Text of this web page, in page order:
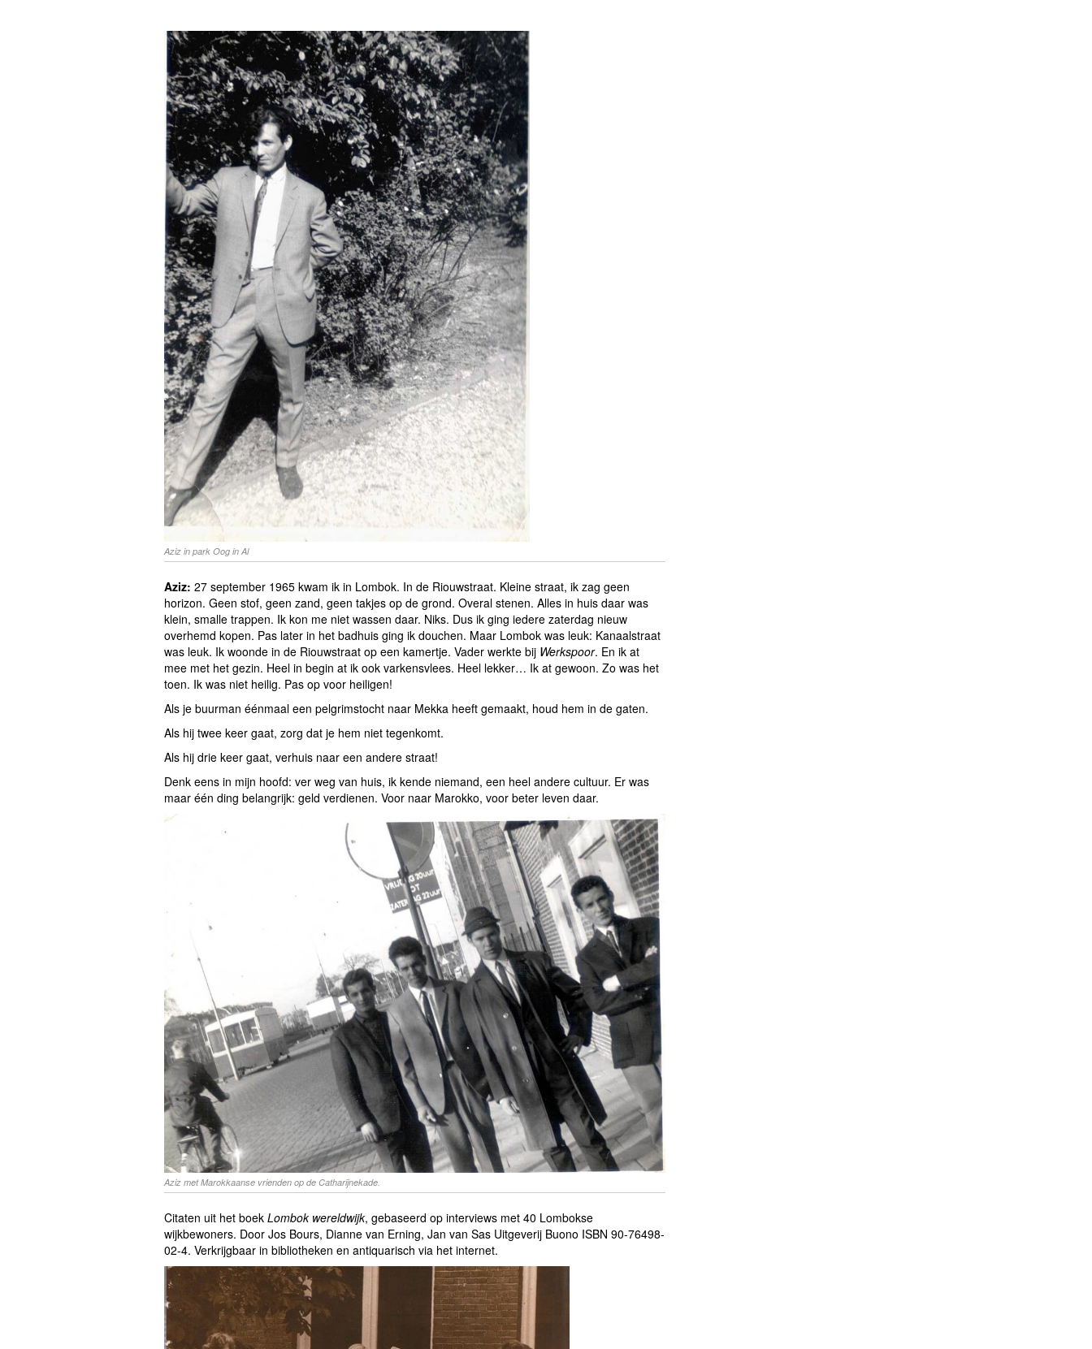
Aziz in park Oog in Al
Aziz: 27 september 1965 kwam ik in Lombok. In de Riouwstraat. Kleine straat, ik zag geen
horizon. Geen stof, geen zand, geen takjes op de grond. Overal stenen. Alles in huis daar was
klein, smalle trappen. Ik kon me niet wassen daar. Niks. Dus ik ging iedere zaterdag nieuw
overhemd kopen. Pas later in het badhuis ging ik douchen. Maar Lombok was leuk: Kanaalstraat
was leuk. Ik woonde in de Riouwstraat op een kamertje. Vader werkte bij Werkspoor. En ik at
mee met het gezin. Heel in begin at ik ook varkensvlees. Heel lekker… Ik at gewoon. Zo was het
toen. Ik was niet heilig. Pas op voor heiligen!
Als je buurman éénmaal een pelgrimstocht naar Mekka heeft gemaakt, houd hem in de gaten.
Als hij twee keer gaat, zorg dat je hem niet tegenkomt.
Als hij drie keer gaat, verhuis naar een andere straat!
Denk eens in mijn hoofd: ver weg van huis, ik kende niemand, een heel andere cultuur. Er was
maar één ding belangrijk: geld verdienen. Voor naar Marokko, voor beter leven daar.
Aziz met Marokkaanse vrienden op de Catharijnekade.
Citaten uit het boek Lombok wereldwijk, gebaseerd op interviews met 40 Lombokse
wijkbewoners. Door Jos Bours, Dianne van Erning, Jan van Sas Uitgeverij Buono ISBN 90-76498-
02-4. Verkrijgbaar in bibliotheken en antiquarisch via het internet.